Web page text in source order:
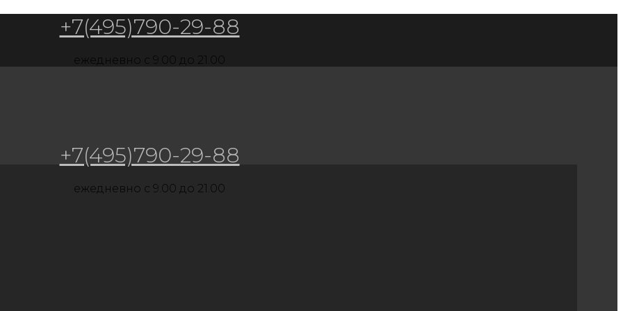
+7(495)790-29-88
ежедневно c 9.00 до 21.00
+7(495)790-29-88
ежедневно c 9.00 до 21.00